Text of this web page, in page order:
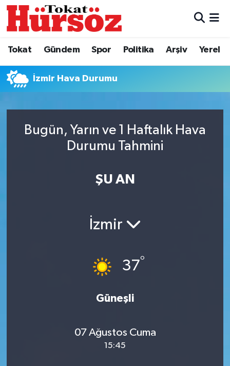
Tokat Gündem Spor Politika Arşiv Yerel
İzmir Hava Durumu
Bugün, Yarın ve 1 Haftalık Hava
Durumu Tahmini
ŞU AN
İzmir
37°
Güneşli
07 Ağustos Cuma
15:45
Türkiye Gündemi
Gündem
Hava Durumu
Tokat Namaz Vakitleri
Süper Lig Puan Durumu ve Fikstür